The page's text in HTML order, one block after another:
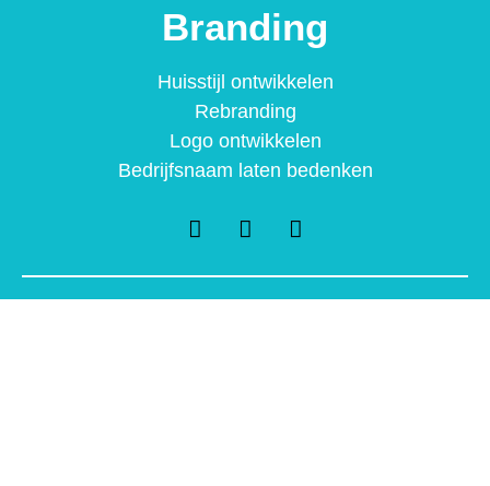
Branding
Huisstijl ontwikkelen
Rebranding
Logo ontwikkelen
Bedrijfsnaam laten bedenken